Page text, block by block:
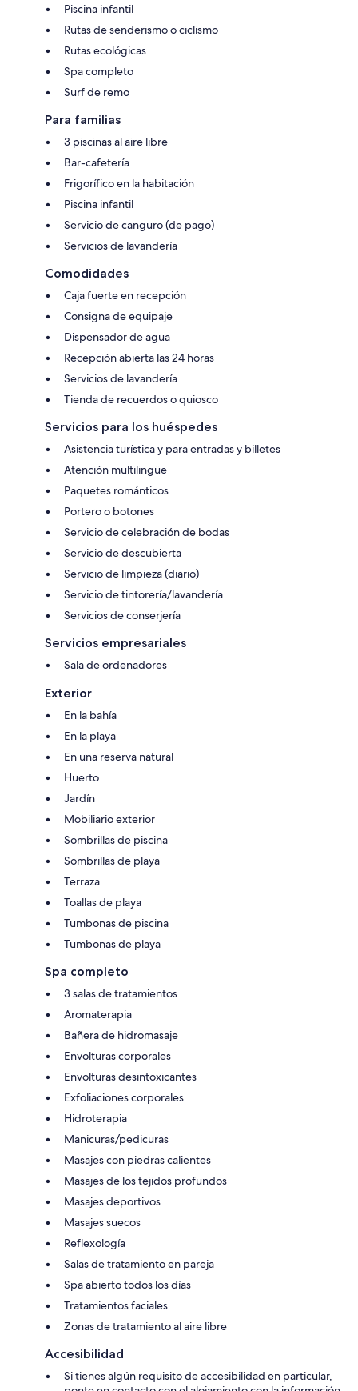
Piscina infantil
Rutas de senderismo o ciclismo
Rutas ecológicas
Spa completo
Surf de remo
Para familias
3 piscinas al aire libre
Bar-cafetería
Frigorífico en la habitación
Piscina infantil
Servicio de canguro (de pago)
Servicios de lavandería
Comodidades
Caja fuerte en recepción
Consigna de equipaje
Dispensador de agua
Recepción abierta las 24 horas
Servicios de lavandería
Tienda de recuerdos o quiosco
Servicios para los huéspedes
Asistencia turística y para entradas y billetes
Atención multilingüe
Paquetes románticos
Portero o botones
Servicio de celebración de bodas
Servicio de descubierta
Servicio de limpieza (diario)
Servicio de tintorería/lavandería
Servicios de conserjería
Servicios empresariales
Sala de ordenadores
Exterior
En la bahía
En la playa
En una reserva natural
Huerto
Jardín
Mobiliario exterior
Sombrillas de piscina
Sombrillas de playa
Terraza
Toallas de playa
Tumbonas de piscina
Tumbonas de playa
Spa completo
3 salas de tratamientos
Aromaterapia
Bañera de hidromasaje
Envolturas corporales
Envolturas desintoxicantes
Exfoliaciones corporales
Hidroterapia
Manicuras/pedicuras
Masajes con piedras calientes
Masajes de los tejidos profundos
Masajes deportivos
Masajes suecos
Reflexología
Salas de tratamiento en pareja
Spa abierto todos los días
Tratamientos faciales
Zonas de tratamiento al aire libre
Accesibilidad
Si tienes algún requisito de accesibilidad en particular,